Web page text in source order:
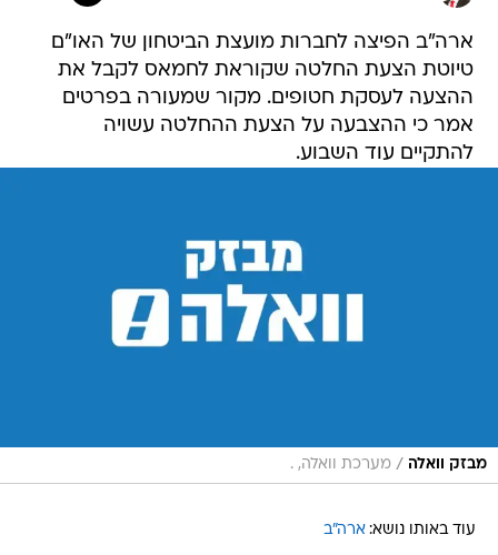
ארה"ב הפיצה לחברות מועצת הביטחון של האו"ם
טיוטת הצעת החלטה שקוראת לחמאס לקבל את
ההצעה לעסקת חטופים. מקור שמעורה בפרטים
אמר כי ההצבעה על הצעת ההחלטה עשויה
להתקיים עוד השבוע.
מבזק וואלה / מערכת וואלה, .
עוד באותו נושא: ארה"ב